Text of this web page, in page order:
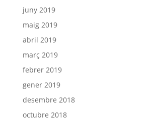
juny 2019
maig 2019
abril 2019
març 2019
febrer 2019
gener 2019
desembre 2018
octubre 2018